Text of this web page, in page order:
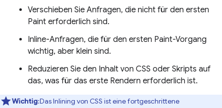
Verschieben Sie Anfragen, die nicht für den ersten
Paint erforderlich sind.
Inline-Anfragen, die für den ersten Paint-Vorgang
wichtig, aber klein sind.
Reduzieren Sie den Inhalt von CSS oder Skripts auf
das, was für das erste Rendern erforderlich ist.
Wichtig:Das Inlining von CSS ist eine fortgeschrittene